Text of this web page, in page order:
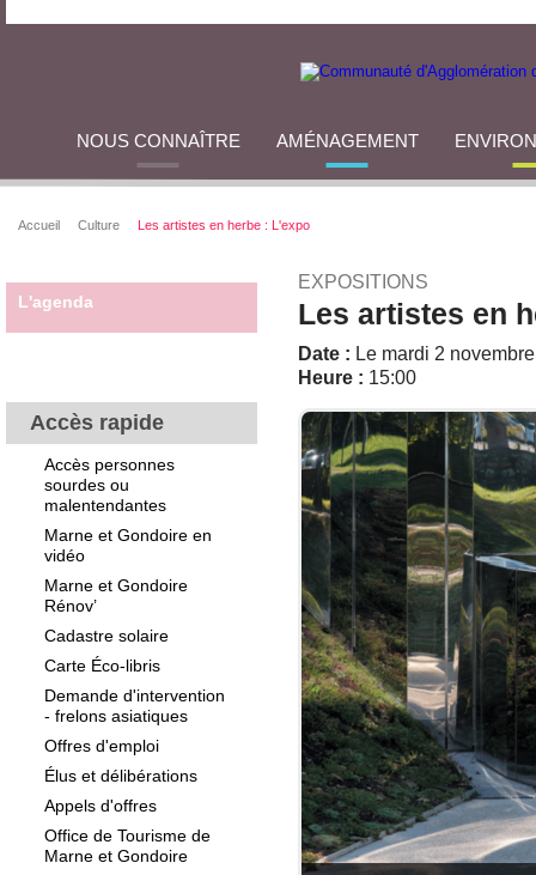
NOUS CONNAÎTRE AMÉNAGEMENT
Accueil Culture Les artistes en herbe : L'expo
L'agenda
Accès rapide
Accès personnes
sourdes ou
malentendantes
Marne et Gondoire en
vidéo
Marne et Gondoire
Rénov’
Cadastre solaire
Carte Éco-libris
Demande d'intervention
- frelons asiatiques
Offres d'emploi
Élus et délibérations
Appels d'offres
Office de Tourisme de
Marne et Gondoire
EXPOSITIONS
Les artistes en
Date : Le mardi 2
Heure : 15:00